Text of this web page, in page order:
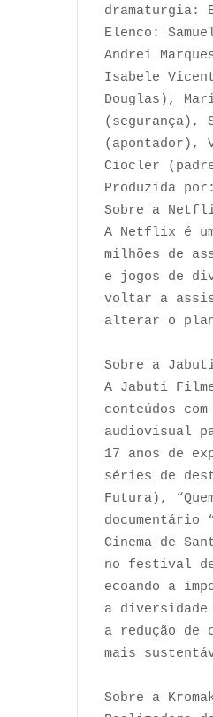
dramaturgia:
Elenco:
Andrei
Isabele
Douglas),
(segurança),
(apontador),
Ciocler
Produzida
Sobre a
A Netflix é
milhões de
e jogos de
voltar a
alterar o
Sobre a
A Jabuti
conteúdos
audiovisual
17 anos de
séries de
Futura),
documentário
Cinema de
no festival de
ecoando a
a diversidade
a redução de
mais
Sobre a